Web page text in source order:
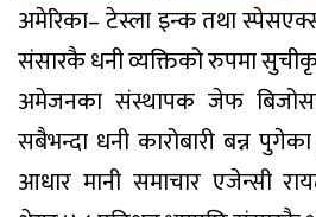
अमेरिका– टेस्ला इन्क तथा
संसारकै धनी व्यक्तिको रुपमा
अमेजनका संस्थापक जेफ
सबैभन्दा धनी कारोबारी बन्न
आधार मानी समाचार एजेन्सी